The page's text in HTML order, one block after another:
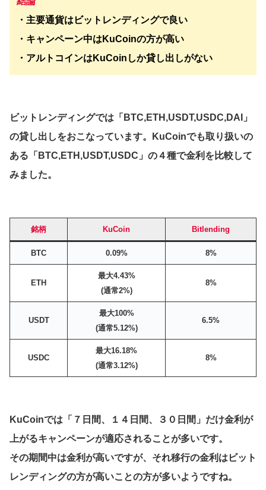
・主要通貨はビットレンディングで良い
・キャンペーン中はKuCoinの方が高い
・アルトコインはKuCoinしか貸し出しがない
ビットレンディングでは「BTC,ETH,USDT,USDC,DAI」
の貸し出しをおこなっています。KuCoinでも取り扱いの
ある「BTC,ETH,USDT,USDC」の４種で金利を比較して
みました。
銘柄 KuCoin Bitlending
BTC 0.09% 8%
ETH
最大4.43%
(通常2%)
8%
USDT
最大100%
(通常5.12%)
6.5%
USDC
最大16.18%
(通常3.12%)
8%
KuCoinでは「７日間、１４日間、３０日間」だけ金利が
上がるキャンペーンが適応されることが多いです。
その期間中は金利が高いですが、それ移行の金利はビット
レンディングの方が高いことの方が多いようですね。